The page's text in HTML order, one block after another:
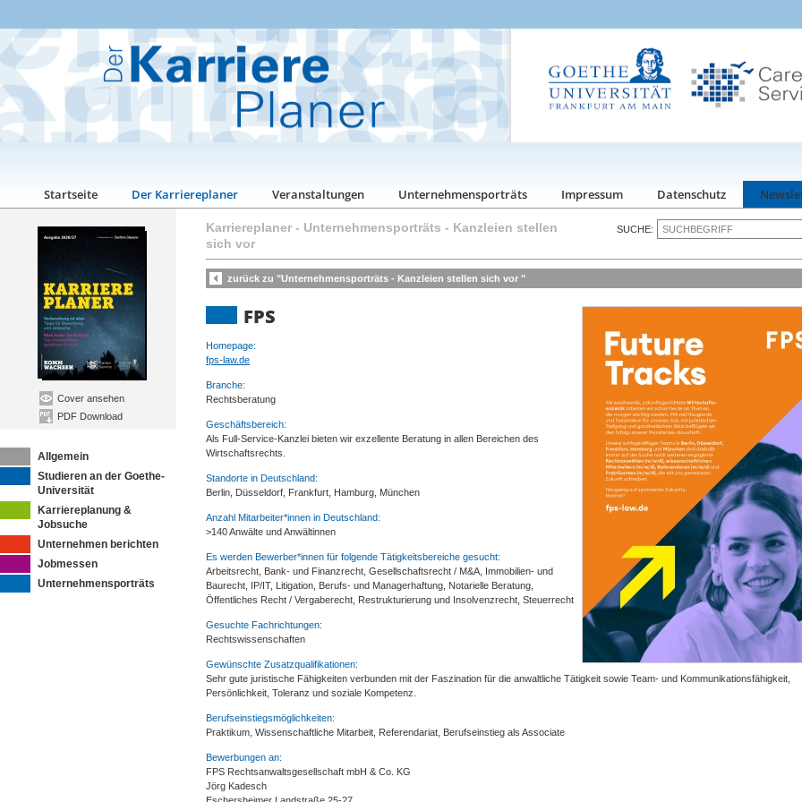
Startseite Der Karriereplaner Veranstaltungen Unternehmensporträts Impressum Datenschutz
Cover ansehen
PDF Download
Allgemein
Studieren an der Goethe-
Universität
Karriereplanung &
Jobsuche
Unternehmen berichten
Jobmessen
Unternehmensporträts
SUCHE:
Karriereplaner - Unternehmensporträts - Kanzleien stellen
sich vor
zurück zu "Unternehmensporträts - Kanzleien stellen sich vor "
FPS
Homepage:
fps-law.de
Branche:
Rechtsberatung
Geschäftsbereich:
Als Full-Service-Kanzlei bieten wir exzellente Beratung in allen Bereichen des
Wirtschaftsrechts.
Standorte in Deutschland:
Berlin, Düsseldorf, Frankfurt, Hamburg, München
Anzahl Mitarbeiter*innen in Deutschland:
>140 Anwälte und Anwältinnen
Es werden Bewerber*innen für folgende Tätigkeitsbereiche gesucht:
Arbeitsrecht, Bank- und Finanzrecht, Gesellschaftsrecht / M&A, Immobilien- und
Baurecht, IP/IT, Litigation, Berufs- und Managerhaftung, Notarielle Beratung,
Öffentliches Recht / Vergaberecht, Restrukturierung und Insolvenzrecht, Steuerrecht
Gesuchte Fachrichtungen:
Rechtswissenschaften
Gewünschte Zusatzqualifikationen:
Sehr gute juristische Fähigkeiten verbunden mit der Faszination für die anwaltliche Tätigkeit sowie Team- und Kommunikationsfähigkeit,
Persönlichkeit, Toleranz und soziale Kompetenz.
Berufseinstiegsmöglichkeiten:
Praktikum, Wissenschaftliche Mitarbeit, Referendariat, Berufseinstieg als Associate
Bewerbungen an:
FPS Rechtsanwaltsgesellschaft mbH & Co. KG
Jörg Kadesch